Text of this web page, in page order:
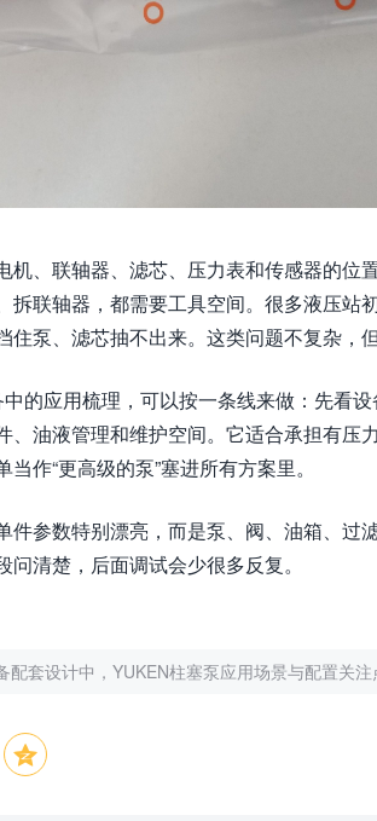
机、联轴器、滤芯、压力表和传感器的位
拆联轴器，都需要工具空间。很多液压站
泵、滤芯抽不出来。这类问题不复杂，
的应用梳理，可以按一条线来做：先看
、油液管理和维护空间。它适合承担有压
作“更高级的泵”塞进所有方案里。
件参数特别漂亮，而是泵、阀、油箱、过
清楚，后面调试会少很多反复。
配套设计中，YUKEN柱塞泵应用场景与配置关